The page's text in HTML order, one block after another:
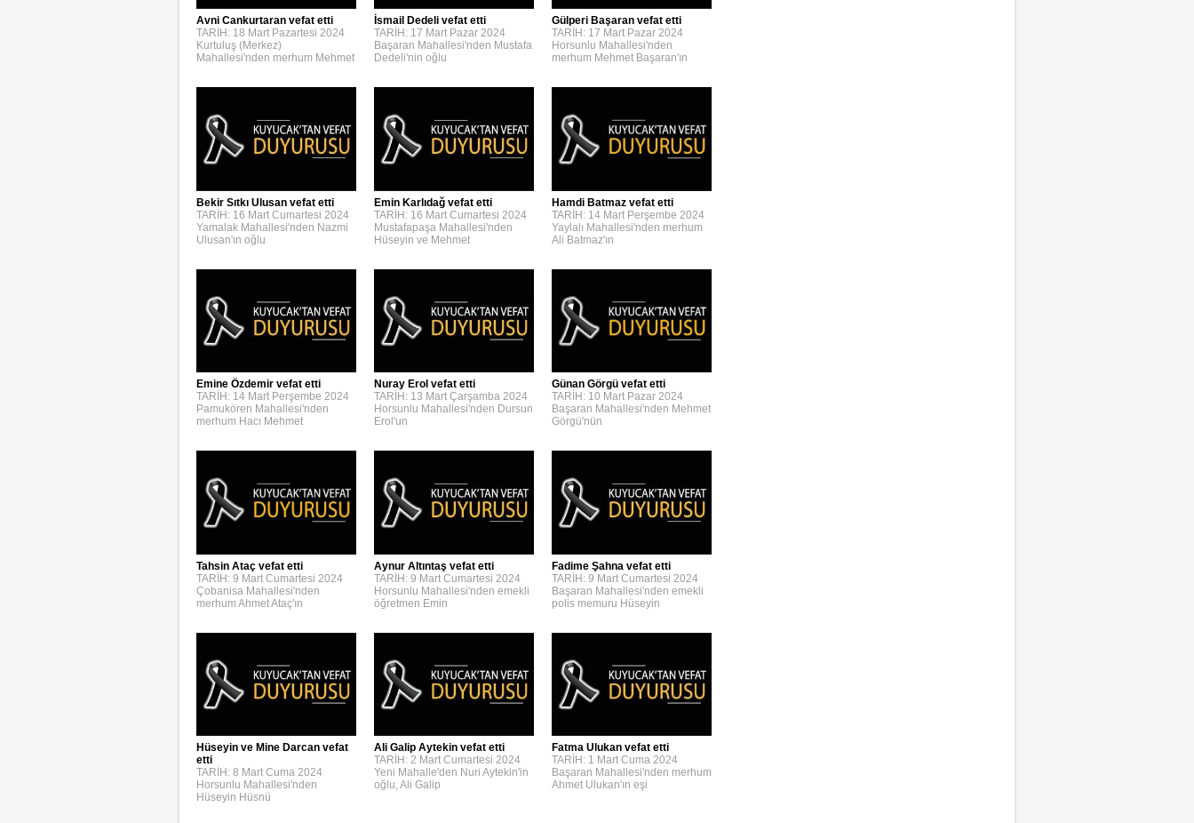
Avni Cankurtaran vefat etti
TARİH: 18 Mart Pazartesi 2024
Kurtuluş (Merkez)
Mahallesi'nden merhum Mehmet
İsmail Dedeli vefat etti
TARİH: 17 Mart Pazar 2024
Başaran Mahallesi'nden Mustafa
Dedeli'nin oğlu
Gülperi Başaran vefat etti
TARİH: 17 Mart Pazar 2024
Horsunlu Mahallesi'nden
merhum Mehmet Başaran'ın
Bekir Sıtkı Ulusan vefat etti
TARİH: 16 Mart Cumartesi 2024
Yamalak Mahallesi'nden Nazmi
Ulusan'ın oğlu
Emin Karlıdağ vefat etti
TARİH: 16 Mart Cumartesi 2024
Mustafapaşa Mahallesi'nden
Hüseyin ve Mehmet
Hamdi Batmaz vefat etti
TARİH: 14 Mart Perşembe 2024
Yaylalı Mahallesi'nden merhum
Ali Batmaz'ın
Emine Özdemir vefat etti
TARİH: 14 Mart Perşembe 2024
Pamukören Mahallesi'nden
merhum Hacı Mehmet
Nuray Erol vefat etti
TARİH: 13 Mart Çarşamba 2024
Horsunlu Mahallesi'nden Dursun
Erol'un
Günan Görgü vefat etti
TARİH: 10 Mart Pazar 2024
Başaran Mahallesi'nden Mehmet
Görgü'nün
Tahsin Ataç vefat etti
TARİH: 9 Mart Cumartesi 2024
Çobanisa Mahallesi'nden
merhum Ahmet Ataç'ın
Aynur Altıntaş vefat etti
TARİH: 9 Mart Cumartesi 2024
Horsunlu Mahallesi'nden emekli
öğretmen Emin
Fadime Şahna vefat etti
TARİH: 9 Mart Cumartesi 2024
Başaran Mahallesi'nden emekli
polis memuru Hüseyin
Hüseyin ve Mine Darcan vefat
etti
TARİH: 8 Mart Cuma 2024
Horsunlu Mahallesi'nden
Hüseyin Hüsnü
Ali Galip Aytekin vefat etti
TARİH: 2 Mart Cumartesi 2024
Yeni Mahalle'den Nuri Aytekin'in
oğlu, Ali Galip
Fatma Ulukan vefat etti
TARİH: 1 Mart Cuma 2024
Başaran Mahallesi'nden merhum
Ahmet Ulukan'ın eşi